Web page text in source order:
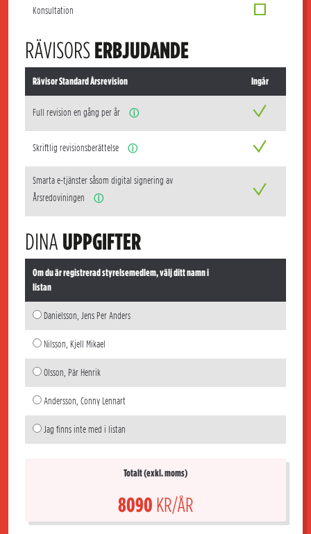
Konsultation
RÄVISORSERBJUDANDE
Rävisor Standard Årsrevision Ingår
Full revision en gång per år ⓘ
Skriftlig revisionsberättelse ⓘ
Smarta e-tjänster såsom digital signering av
Årsredoviningen
ⓘ
DINA UPPGIFTER
Om du är registrerad styrelsemedlem, välj ditt namn i
listan
Danielsson, Jens Per Anders
Nilsson, Kjell Mikael
Olsson, Pär Henrik
Andersson, Conny Lennart
Jag finns inte med i listan
Totalt (exkl. moms)
8090 KR/ÅR